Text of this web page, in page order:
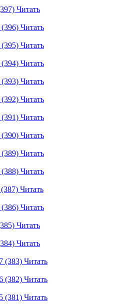
Читать
Читать
Читать
Читать
Читать
Читать
Читать
Читать
Читать
Читать
Читать
Читать
Читать
Читать
(383) Читать
(382) Читать
(381) Читать